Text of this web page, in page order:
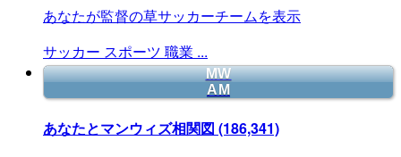
あなたが監督の草サッカーチームを表示
サッカー スポーツ 職業 ...
MW
AM
あなたとマンウィズ相関図 (186,341)